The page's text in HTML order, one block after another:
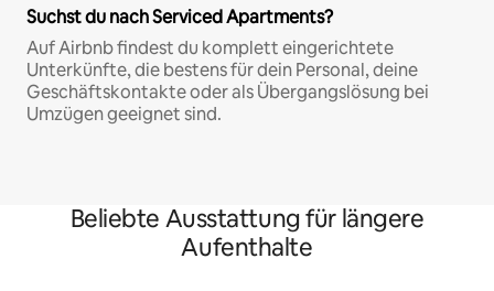
Suchst du nach Serviced Apartments?
Auf Airbnb findest du komplett eingerichtete
Unterkünfte, die bestens für dein Personal, deine
Geschäftskontakte oder als Übergangslösung bei
Umzügen geeignet sind.
Beliebte Ausstattung für längere
Aufenthalte